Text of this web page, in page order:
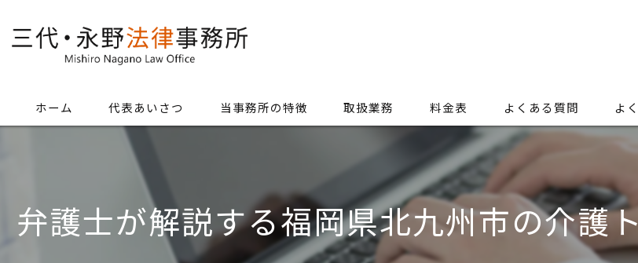
ホーム 代表あいさつ 当事務所の特徴 取扱業務 料金表 よくある質問 よ
離婚
相続
弁護士が解説する福岡県北九州市の介護